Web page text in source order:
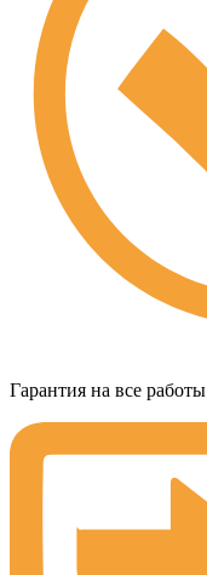
Гарантия на все работы